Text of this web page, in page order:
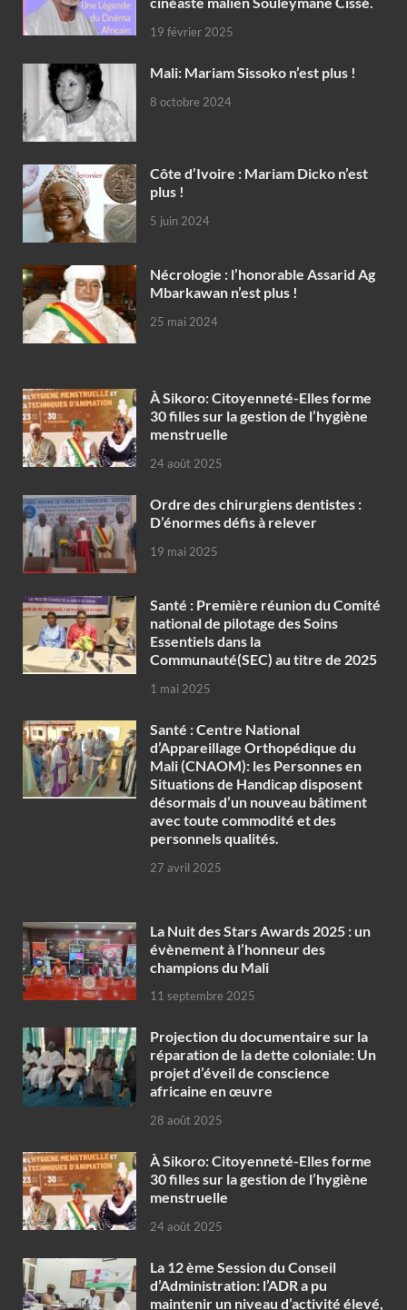
19 février 2025
Mali: Mariam Sissoko n’est plus !
8 octobre 2024
Côte d’Ivoire : Mariam Dicko n’est
plus !
5 juin 2024
Nécrologie : l’honorable Assarid Ag
Mbarkawan n’est plus !
25 mai 2024
À Sikoro: Citoyenneté-Elles forme
30 filles sur la gestion de l’hygiène
menstruelle
24 août 2025
Ordre des chirurgiens dentistes :
D’énormes défis à relever
19 mai 2025
Santé : Première réunion du Comité
national de pilotage des Soins
Essentiels dans la
Communauté(SEC) au titre de 2025
1 mai 2025
Santé : Centre National
d’Appareillage Orthopédique du
Mali (CNAOM): les Personnes en
Situations de Handicap disposent
désormais d’un nouveau bâtiment
avec toute commodité et des
personnels qualités.
27 avril 2025
‎La Nuit des Stars Awards 2025 : un
évènement à l’honneur des
champions du Mali
11 septembre 2025
Projection du documentaire sur la
réparation de la dette coloniale: Un
projet d’éveil de conscience
africaine en œuvre‎
28 août 2025
À Sikoro: Citoyenneté-Elles forme
30 filles sur la gestion de l’hygiène
menstruelle
24 août 2025
La 12 ème Session du Conseil
d’Administration: l’ADR a pu
maintenir un niveau d’activité élevé,